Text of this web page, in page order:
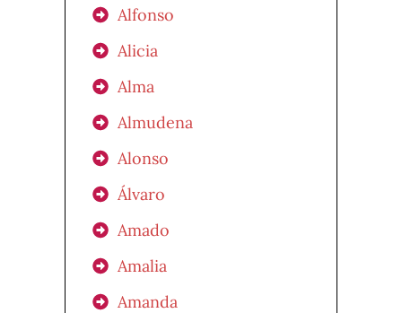
Alfonso
Alicia
Alma
Almudena
Alonso
Álvaro
Amado
Amalia
Amanda